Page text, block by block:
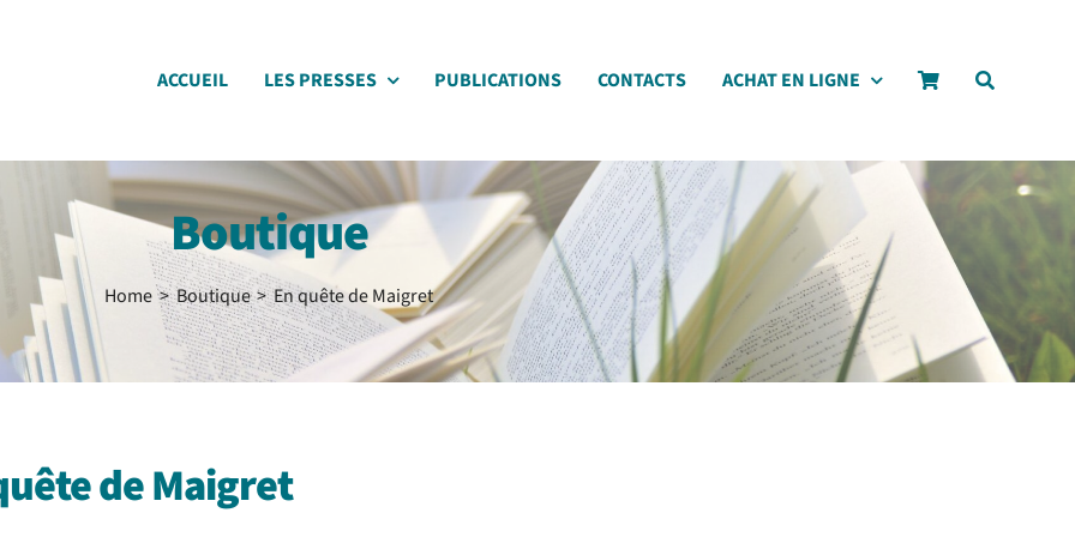
ACCUEIL LES PRESSES PUBLICATIONS CONTACTS ACHAT EN LIGNE
Boutique
Home Boutique En quête de Maigret
de Maigret